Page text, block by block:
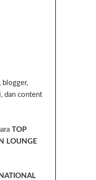
blogger,
dan content
TOP
LOUNGE